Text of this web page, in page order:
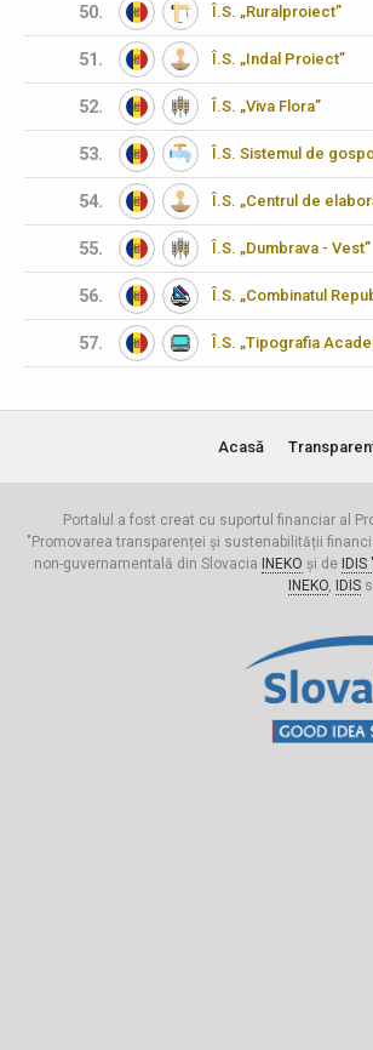
50. Î.S. „Ruralproiect”
51. Î.S. „Indal Proiect”
52. Î.S. „Viva Flora”
53. Î.S. Sistemul de
54. Î.S. „Centrul de
55. Î.S. „Dumbrava - Vest”
56. Î.S. „Combinatul
57. Î.S. „Tipografia
Acasă
Portalul a fost creat cu suportul financiar al
"Promovarea transparenței și sustenabilității
non-guvernamentală din Slovacia
INEKO și de
INEKO, IDIS